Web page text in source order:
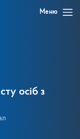
Меню
осіб з